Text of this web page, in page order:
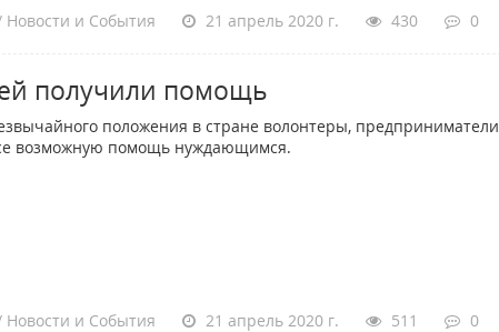
Новости и События 21 апрель 2020 г. 430 0
получили помощь
положения в стране волонтеры, предприниматели
возможную помощь нуждающимся.
Новости и События 21 апрель 2020 г. 511 0